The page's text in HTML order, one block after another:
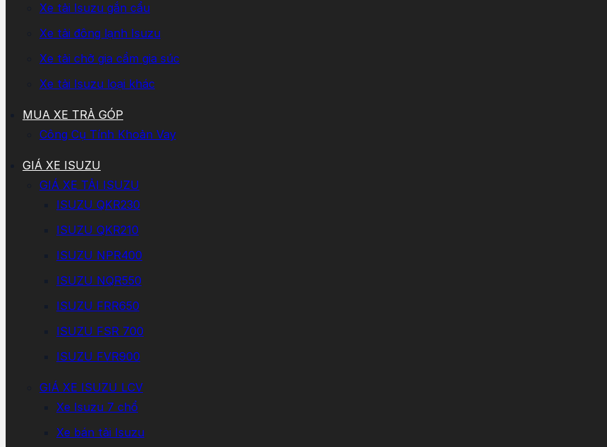
Xe tải Isuzu gắn cẩu
Xe tải đông lạnh Isuzu
Xe tải chở gia cầm gia súc
Xe tải Isuzu loại khác
MUA XE TRẢ GÓP
Công Cụ Tính Khoản Vay
GIÁ XE ISUZU
GIÁ XE TẢI ISUZU
ISUZU QKR230
ISUZU QKR210
ISUZU NPR400
ISUZU NQR550
ISUZU FRR650
ISUZU FSR 700
ISUZU FVR900
GIÁ XE ISUZU LCV
Xe Isuzu 7 chổ
Xe bán tải Isuzu